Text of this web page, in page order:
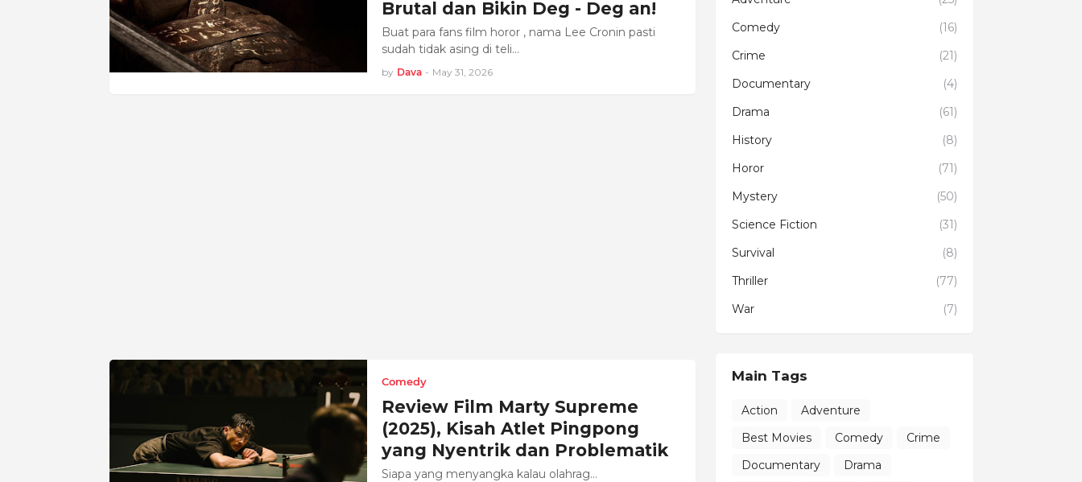
Brutal dan Bikin Deg - Deg an!
Buat para fans film horor , nama Lee Cronin pasti
sudah tidak asing di teli…
by Dava - May 31, 2026
Comedy
Review Film Marty Supreme
(2025), Kisah Atlet Pingpong
yang Nyentrik dan Problematik
Siapa yang menyangka kalau olahrag…
Comedy
(16)
Crime
(21)
Documentary
(4)
Drama
(61)
History
(8)
Horor
(71)
Mystery
(50)
Science Fiction
(31)
Survival
(8)
Thriller
(77)
War
(7)
Main Tags
Action
Adventure
Best Movies
Comedy
Crime
Documentary
Drama